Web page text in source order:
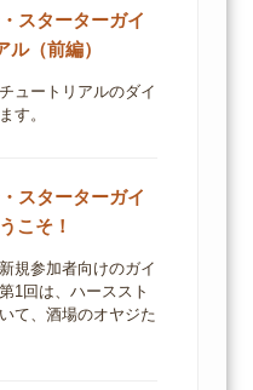
スターターガイ
ル（前編）
ュートリアルのダイ
す。
スターターガイ
こそ！
規参加者向けのガイ
1回は、ハーススト
て、酒場のオヤジた